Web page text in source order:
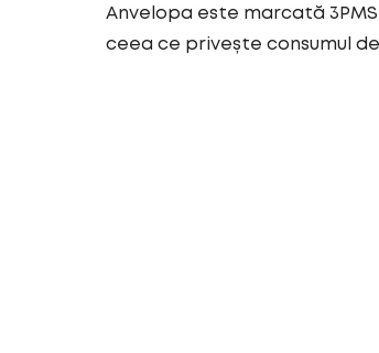
Anvelopa este marcată
ceea ce privește consumul